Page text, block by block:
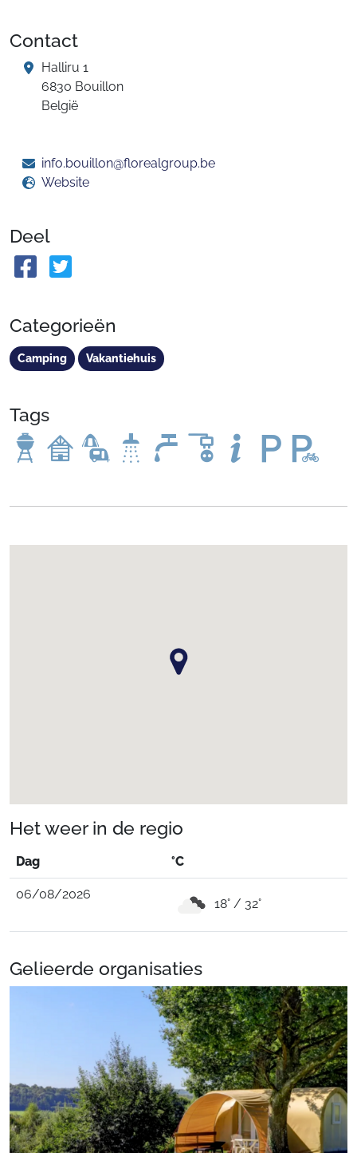
Contact
Halliru 1
6830 Bouillon
België
info.bouillon@florealgroup.be
Website
Deel
Categorieën
Camping Vakantiehuis
Tags
Het weer in de regio
Dag °C
06/08/2026
18° / 32°
Gelieerde organisaties